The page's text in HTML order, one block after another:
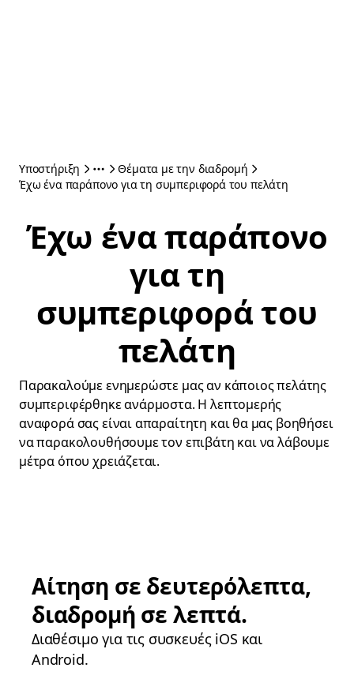
Υποστήριξη
Θέματα με την διαδρομή
Έχω ένα παράπονο για τη συμπεριφορά του πελάτη
Έχω ένα παράπονο
για τη
συμπεριφορά του
πελάτη
Παρακαλούμε ενημερώστε μας αν κάποιος πελάτης
συμπεριφέρθηκε ανάρμοστα. Η λεπτομερής
αναφορά σας είναι απαραίτητη και θα μας βοηθήσει
να παρακολουθήσουμε τον επιβάτη και να λάβουμε
μέτρα όπου χρειάζεται.
Αίτηση σε δευτερόλεπτα,
διαδρομή σε λεπτά.
Διαθέσιμο για τις συσκευές iOS και
Android.